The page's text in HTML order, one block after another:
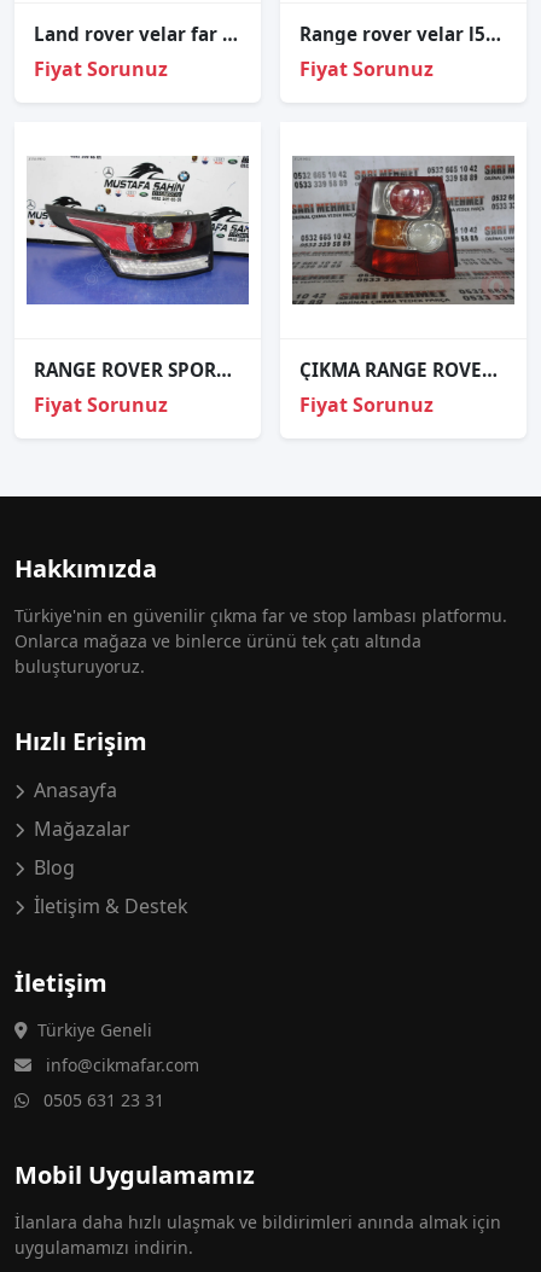
Land rover velar far beyni̇ orj çıkma j8a2-13e005-bb
Fiyat Sorunuz
Range rover velar l560 led sol far hatasiz m8a2-13w030-la 2022-2023 hi̇gh versi̇yon
Fiyat Sorunuz
RANGE ROVER SPORT SOL ARKA STOP
Fiyat Sorunuz
ÇIKMA RANGE ROVER SPORT SAĞ VE SOL STOP
Fiyat Sorunuz
Hakkımızda
Türkiye'nin en güvenilir çıkma far ve stop lambası platformu.
Onlarca mağaza ve binlerce ürünü tek çatı altında
buluşturuyoruz.
Hızlı Erişim
Anasayfa
Mağazalar
Blog
İletişim & Destek
İletişim
Türkiye Geneli
info@cikmafar.com
0505 631 23 31
Mobil Uygulamamız
İlanlara daha hızlı ulaşmak ve bildirimleri anında almak için
uygulamamızı indirin.